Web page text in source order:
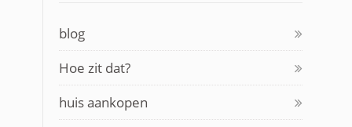
blog
Hoe zit dat?
huis aankopen